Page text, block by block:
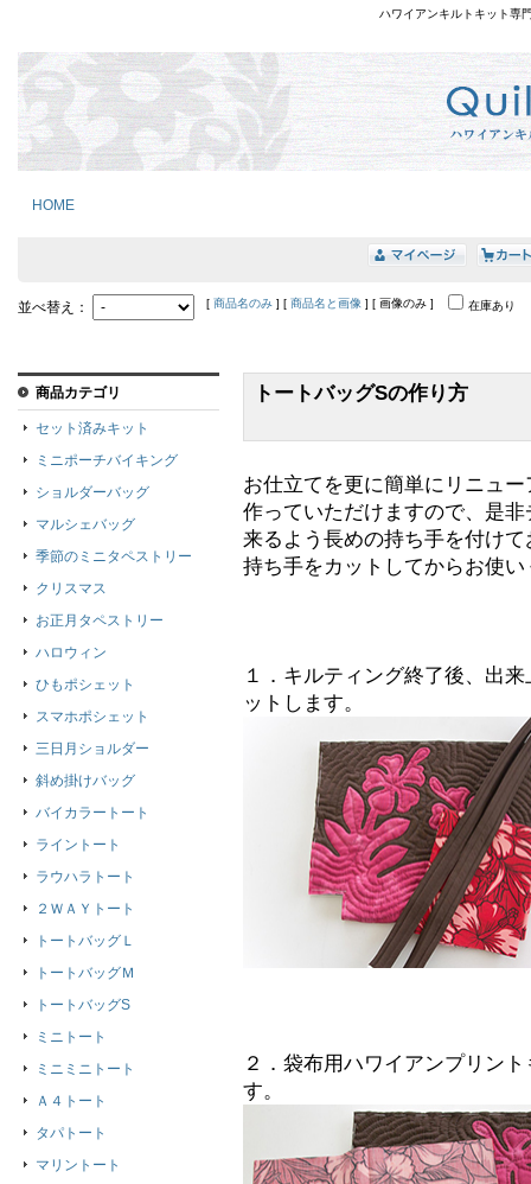
ハワイアンキルトキット専
HOME
並べ替え： [ 商品名のみ ] [ 商品名と画像 ] [ 画像のみ ] 在庫あり
トートバッグSの作り方
お仕立てを更に簡単にリニュ
作っていただけますので、是
来るよう長めの持ち手を付け
持ち手をカットしてからお使い
１．キルティング終了後、出
ットします。
２．袋布用ハワイアンプリン
す。
商品カテゴリ
セット済みキット
ミニポーチバイキング
ショルダーバッグ
マルシェバッグ
季節のミニタペストリー
クリスマス
お正月タペストリー
ハロウィン
ひもポシェット
スマホポシェット
三日月ショルダー
斜め掛けバッグ
バイカラートート
ライントート
ラウハラトート
２ＷＡＹトート
トートバッグＬ
トートバッグＭ
トートバッグS
ミニトート
ミニミニトート
Ａ４トート
タパトート
マリントート